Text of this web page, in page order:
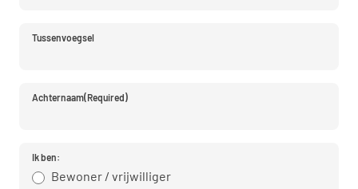
Tussenvoegsel
Achternaam(Required)
Ik ben:
Bewoner / vrijwilliger